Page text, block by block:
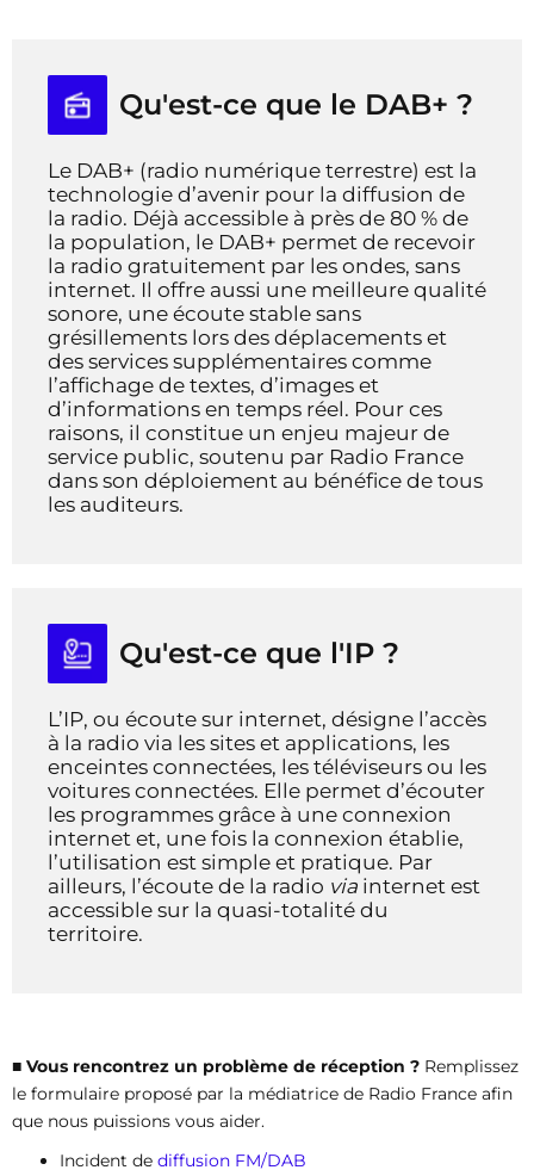
Qu'est-ce que le DAB+ ?
Le DAB+ (radio numérique terrestre) est la
technologie d’avenir pour la diffusion de
la radio. Déjà accessible à près de 80 % de
la population, le DAB+ permet de recevoir
la radio gratuitement par les ondes, sans
internet. Il offre aussi une meilleure qualité
sonore, une écoute stable sans
grésillements lors des déplacements et
des services supplémentaires comme
l’affichage de textes, d’images et
d’informations en temps réel. Pour ces
raisons, il constitue un enjeu majeur de
service public, soutenu par Radio France
dans son déploiement au bénéfice de tous
les auditeurs.
Qu'est-ce que l'IP ?
L’IP, ou écoute sur internet, désigne l’accès
à la radio via les sites et applications, les
enceintes connectées, les téléviseurs ou les
voitures connectées. Elle permet d’écouter
les programmes grâce à une connexion
internet et, une fois la connexion établie,
l’utilisation est simple et pratique. Par
ailleurs, l’écoute de la radio via internet est
accessible sur la quasi-totalité du
territoire.
■ Vous rencontrez un problème de réception ? Remplissez
le formulaire proposé par la médiatrice de Radio France afin
que nous puissions vous aider.
Incident de diffusion FM/DAB